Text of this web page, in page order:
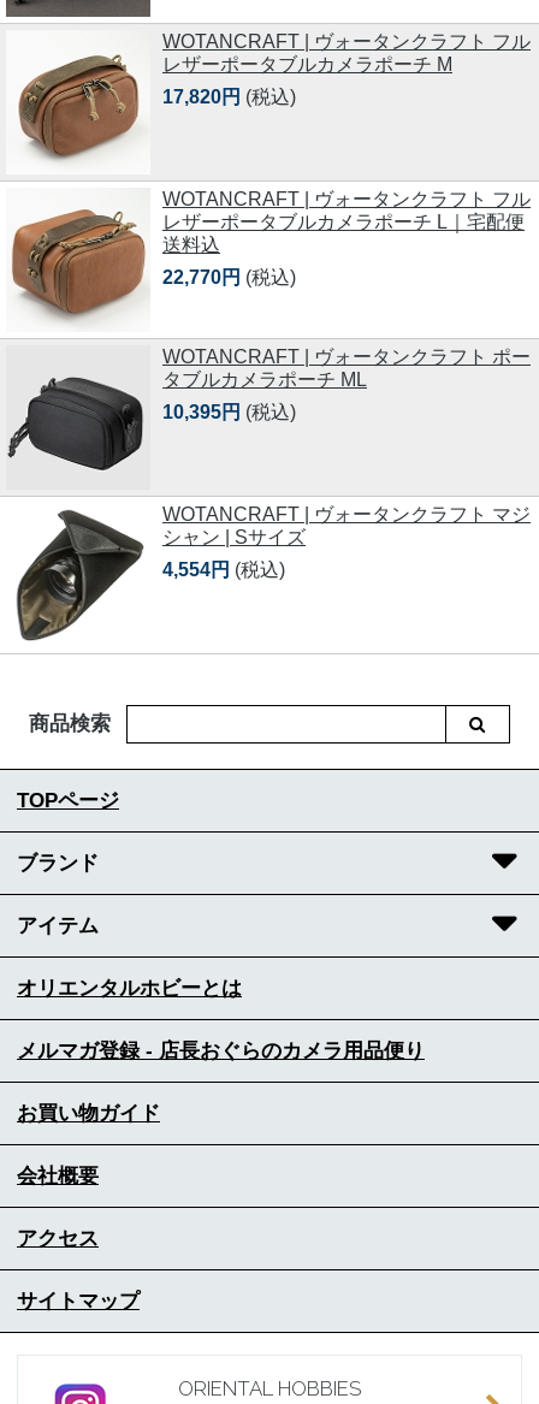
WOTANCRAFT | ヴォータンクラフト フル
レザーポータブルカメラポーチ M
17,820円 (税込)
WOTANCRAFT | ヴォータンクラフト フル
レザーポータブルカメラポーチ L｜宅配便
送料込
22,770円 (税込)
WOTANCRAFT | ヴォータンクラフト ポー
タブルカメラポーチ ML
10,395円 (税込)
WOTANCRAFT | ヴォータンクラフト マジ
シャン | Sサイズ
4,554円 (税込)
商品検索
TOPページ
ブランド
アイテム
オリエンタルホビーとは
メルマガ登録 - 店長おぐらのカメラ用品便り
お買い物ガイド
会社概要
アクセス
サイトマップ
ORIENTAL HOBBIES